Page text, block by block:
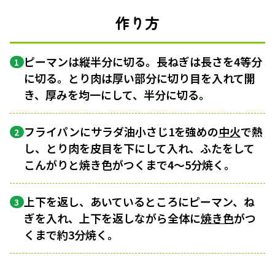
作り方
1 ピーマンは縦半分に切る。長ねぎは長さを4等分
に切る。とり肉は厚い部分に切り目を入れて開
き、厚みを均一にして、半分に切る。
2 フライパンにサラダ油小さじ1を強めの中火で熱
し、とり肉を皮目を下にして入れ、ふたをして
こんがりと焼き色がつくまで4～5分焼く。
3 上下を返し、あいているところにピーマン、ね
ぎを入れ、上下を返しながら全体に焼き色がつ
くまで約3分焼く。